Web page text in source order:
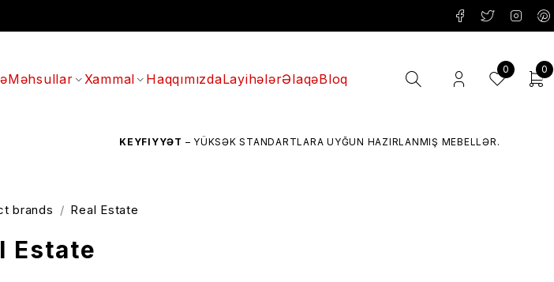
Məhsullar Xammal HaqqımızdaLayihələrƏlaqəBloq
0 0
KEYFIYYƏT– YÜKSƏK STANDARTLARA UYĞUN HAZIRLANMIŞ MEBELLƏR.
Estate
brands / Real Estate